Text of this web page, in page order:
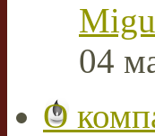
04
О